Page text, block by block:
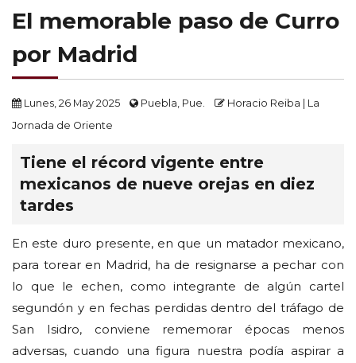
El memorable paso de Curro
por Madrid
Lunes, 26 May 2025 Puebla, Pue.
Horacio Reiba | La
Jornada de Oriente
Tiene el récord vigente entre
mexicanos de nueve orejas en diez
tardes
En este duro presente, en que un matador mexicano,
para torear en Madrid, ha de resignarse a pechar con
lo que le echen, como integrante de algún cartel
segundón y en fechas perdidas dentro del tráfago de
San Isidro, conviene rememorar épocas menos
adversas, cuando una figura nuestra podía aspirar a